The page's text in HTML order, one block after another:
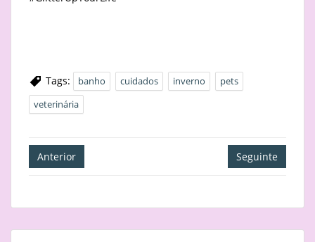
Tags: banho cuidados inverno
pets
veterinária
Navegação
de
Anterior Seguinte